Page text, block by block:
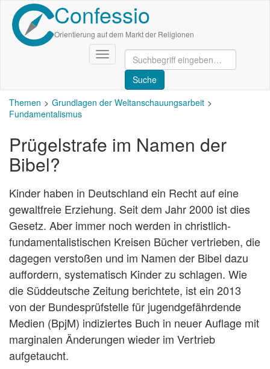
Direkt
zum
Inhalt
Confessio
Orientierung auf dem Markt der Religionen
Navigation
aktivieren/deaktivieren
Themen
Grundlagen der Weltanschauungsarbeit
Fundamentalismus
Prügelstrafe im Namen der
Bibel?
Kinder haben in Deutschland ein Recht auf eine
gewaltfreie Erziehung. Seit dem Jahr 2000 ist dies
Gesetz. Aber immer noch werden in christlich-
fundamentalistischen Kreisen Bücher vertrieben, die
dagegen verstoßen und im Namen der Bibel dazu
auffordern, systematisch Kinder zu schlagen. Wie
die Süddeutsche Zeitung berichtete, ist ein 2013
von der Bundesprüfstelle für jugendgefährdende
Medien (BpjM) indiziertes Buch in neuer Auflage mit
marginalen Änderungen wieder im Vertrieb
aufgetaucht.